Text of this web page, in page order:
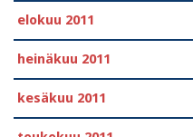
elokuu 2011
heinäkuu 2011
kesäkuu 2011